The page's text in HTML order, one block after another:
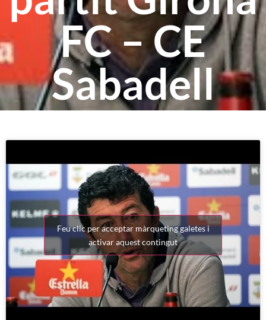
FC – CE
Sabadell
Feu clic per acceptar màrqueting galetes i
activar aquest contingut